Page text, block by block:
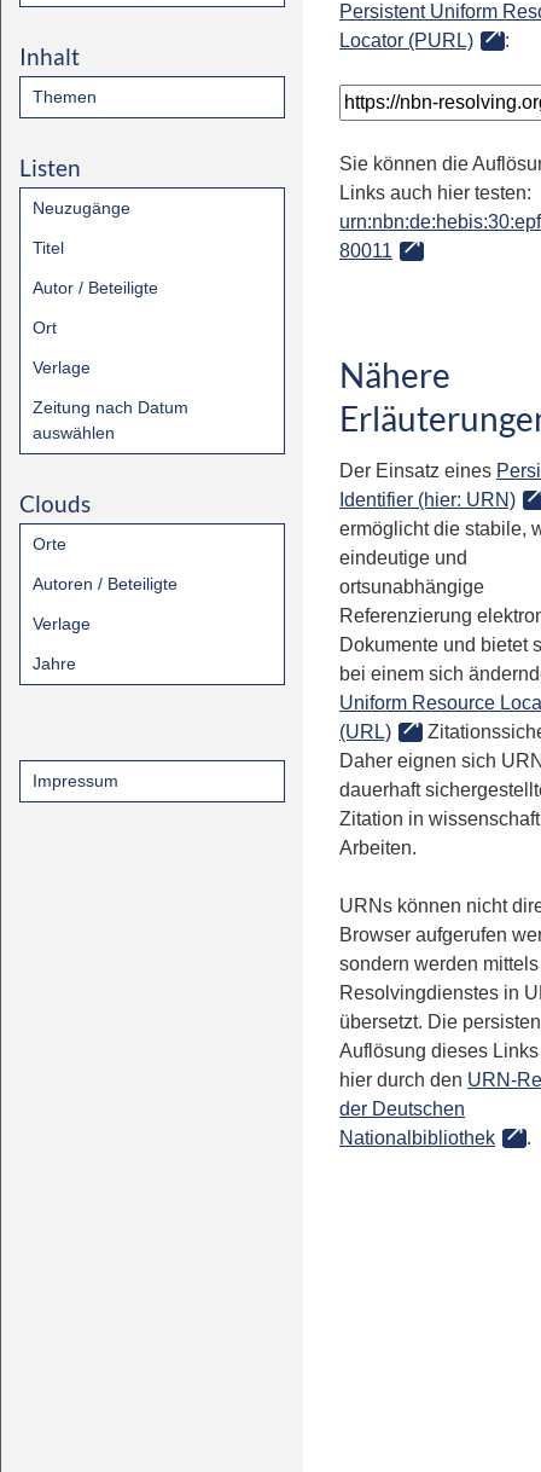
Inhalt
Themen
Listen
Neuzugänge
Titel
Autor / Beteiligte
Ort
Verlage
Zeitung nach Datum
auswählen
Clouds
Orte
Autoren / Beteiligte
Verlage
Jahre
Impressum
Persistent Uniform
Locator (PURL)
:
Sie können die
Links auch hier testen:
80011
Nähere
Der Einsatz eines
Identifier (hier: URN)
ermöglicht die stabile,
eindeutige und
ortsunabhängige
Referenzierung
Dokumente und bietet
bei einem sich
Uniform Resource
(URL)
Daher eignen sich
dauerhaft
Zitation in
Arbeiten.
URNs können nicht
Browser aufgerufen
sondern werden
Resolvingdienstes in
übersetzt. Die
Auflösung dieses
hier durch den URN-
der Deutschen
Nationalbibliothek
.